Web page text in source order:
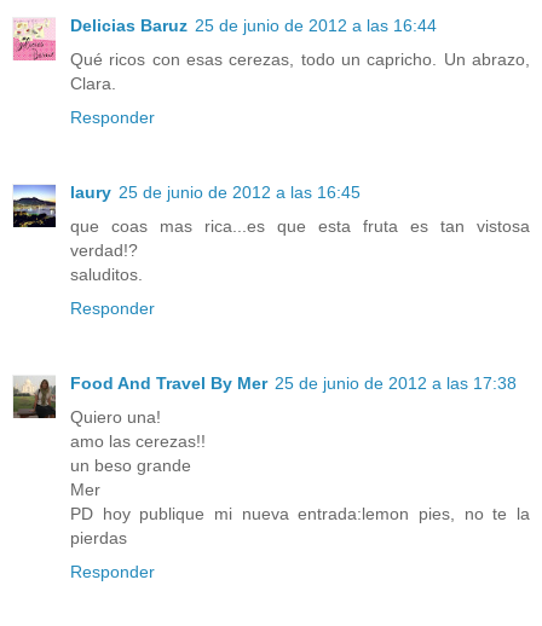
Delicias Baruz 25 de junio de 2012 a las 16:44
Qué ricos con esas cerezas, todo un capricho. Un abrazo,
Clara.
Responder
laury 25 de junio de 2012 a las 16:45
que coas mas rica...es que esta fruta es tan vistosa
verdad!?
saluditos.
Responder
Food And Travel By Mer 25 de junio de 2012 a las 17:38
Quiero una!
amo las cerezas!!
un beso grande
Mer
PD hoy publique mi nueva entrada:lemon pies, no te la
pierdas
Responder